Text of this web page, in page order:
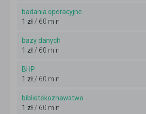
badania operacyjne
1 zł/ 60 min
bazy danych
1 zł/ 60 min
BHP
1 zł/ 60 min
bibliotekoznawstwo
1 zł/ 60 min